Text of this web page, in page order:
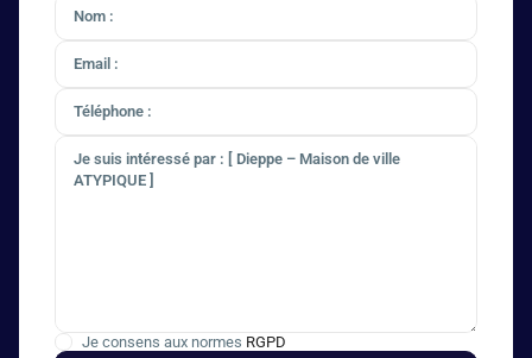
Je consens aux normes RGPD